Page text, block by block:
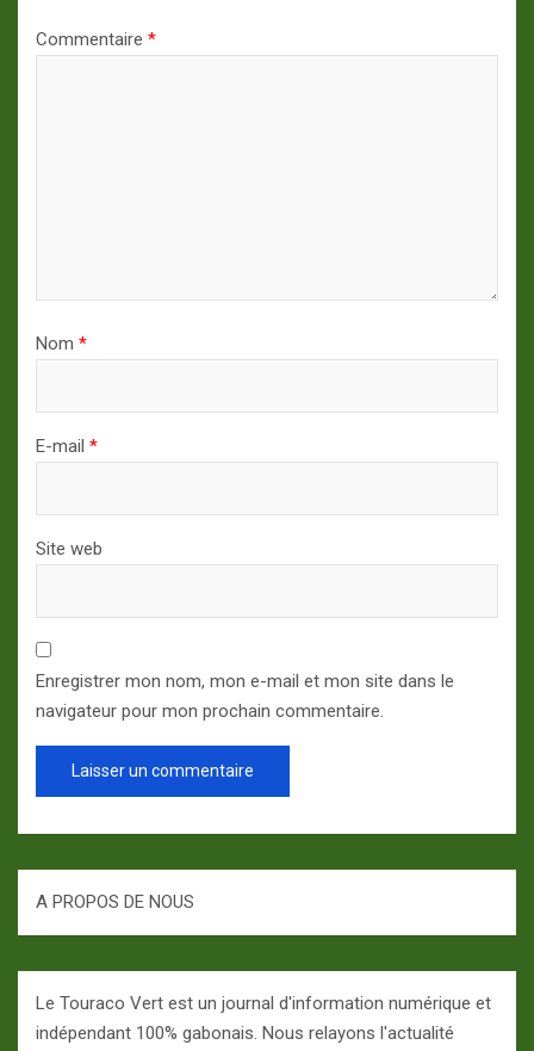
Commentaire *
Nom *
E-mail *
Site web
Enregistrer mon nom, mon e-mail et mon site dans le
navigateur pour mon prochain commentaire.
A PROPOS DE NOUS
Le Touraco Vert est un journal d'information numérique et
indépendant 100% gabonais. Nous relayons l'actualité